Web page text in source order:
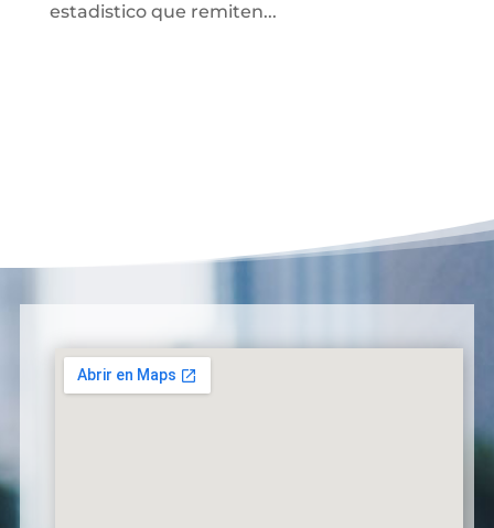
estadistico que remiten...